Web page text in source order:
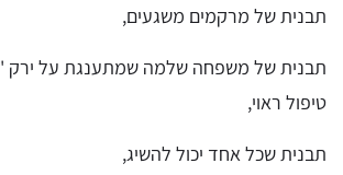
תבנית של מרקמים משגעים,
תבנית של משפחה שלמה שמתענגת על ירק
טיפול ראוי,
תבנית שכל אחד יכול להשיג,